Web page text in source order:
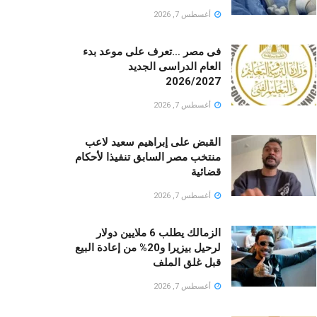
أغسطس 7, 2026
فى مصر …تعرف على موعد بدء
العام الدراسى الجديد
2026/2027
أغسطس 7, 2026
القبض على إبراهيم سعيد لاعب
منتخب مصر السابق تنفيذا لأحكام
قضائية
أغسطس 7, 2026
الزمالك يطلب 6 ملايين دولار
لرحيل بيزيرا و20% من إعادة البيع
قبل غلق الملف
أغسطس 7, 2026